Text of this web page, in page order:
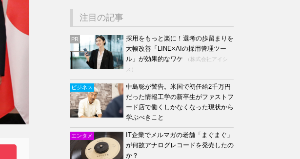
注目の記事
PR
採用をもっと楽に！選考の歩留まりを
大幅改善「LINE×AIの採用管理ツー
ル」が効果的なワケ
（株式会社アイシ
ス）
ビジネス
中島聡が警告。米国で初任給2千万円
だった情報工学の新卒生がファストフ
ード店で働くしかなくなった現状から
学ぶべきこと
エンタメ
IT企業でメルマガの老舗「まぐまぐ」
が何故アナログレコードを発売したの
か？